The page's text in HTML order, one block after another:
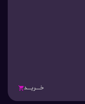
خـــریـــد